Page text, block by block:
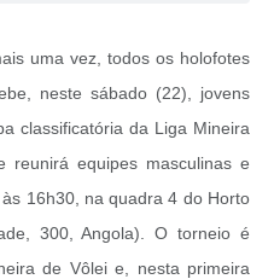
uma vez, todos os holofotes
neste sábado (22), jovens
classificatória da Liga Mineira
reunirá equipes masculinas e
16h30, na quadra 4 do Horto
300, Angola). O torneio é
de Vôlei e, nesta primeira